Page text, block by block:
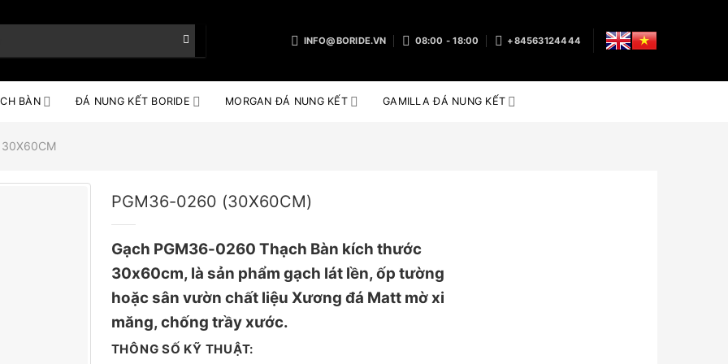
INFO@BORIDE.VN 08:00 - 18:00 +84563124444
BÀN ĐÁ NUNG KẾT BORIDE MORGAN ĐÁ NUNG KẾT GAMILLA ĐÁ NUNG KẾT
30X60CM
PGM36-0260 (30X60CM)
Gạch PGM36-0260 Thạch Bàn kích thước
30x60cm, là sản phẩm gạch lát lền, ốp tường
hoặc sân vườn chất liệu Xương đá Matt mờ xi
măng, chống trầy xước.
THÔNG SỐ KỸ THUẬT: